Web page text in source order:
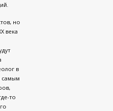
но
века
в
самым
то